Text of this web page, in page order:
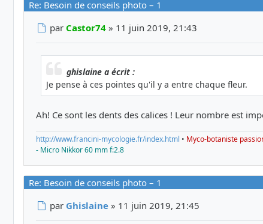
Re: Besoin de conseils photo – 1
Message
par Castor74 » 11 juin 2019, 21:43
ghislaine a écrit :
Je pense à ces pointes qu'il y a entre chaque fleur.
Ah! Ce sont les dents des calices ! Leur nombre est
http://www.francini-mycologie.fr/index.html • Myco-botaniste
- Micro Nikkor 60 mm f:2.8
Re: Besoin de conseils photo – 1
Message
par Ghislaine » 11 juin 2019, 21:45